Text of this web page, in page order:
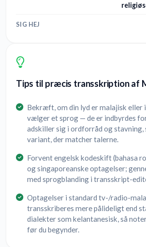
SIG HEJ
Tips til præcis transskription af
Bekræft, om din lyd er malajisk eller
vælger et sprog — de er indbyrdes
adskiller sig i ordforråd og stavning,
variant, der matcher talerne.
Forvent engelsk kodeskift (bahasa
og singaporeanske optagelser;
med sprogblanding i transskript-
Optagelser i standard tv-/radio-
transskriberes mere pålideligt end
dialekter som kelantanesisk, så
før du begynder.